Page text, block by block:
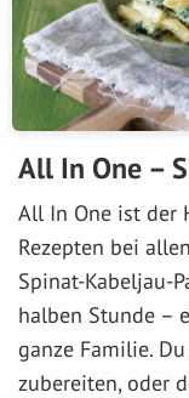
All In One –
All In One ist der
Rezepten bei
Spinat-Kabeljau-
halben Stunde –
ganze Familie.
zubereiten, oder